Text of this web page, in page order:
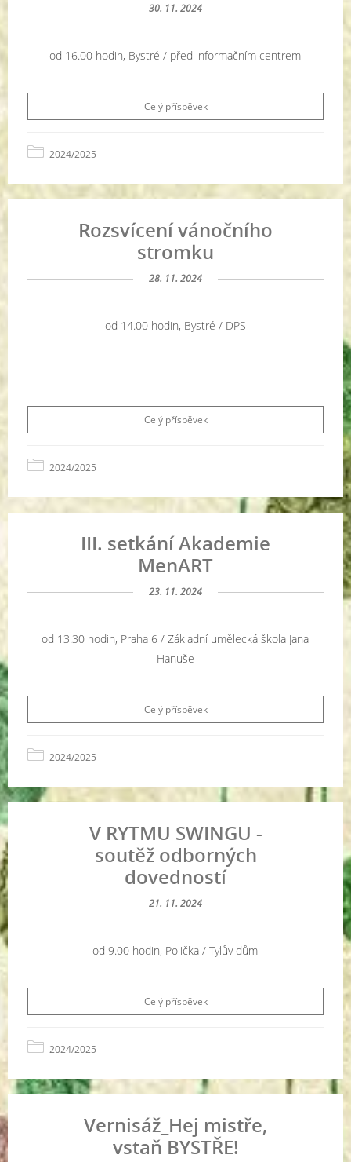
30. 11. 2024
od 16.00 hodin, Bystré / před informačním centrem
Celý příspěvek
2024/2025
Rozsvícení vánočního
stromku
28. 11. 2024
od 14.00 hodin, Bystré / DPS
Celý příspěvek
2024/2025
III. setkání Akademie
MenART
23. 11. 2024
od 13.30 hodin, Praha 6 / Základní umělecká škola Jana
Hanuše
Celý příspěvek
2024/2025
V RYTMU SWINGU -
soutěž odborných
dovedností
21. 11. 2024
od 9.00 hodin, Polička / Tylův dům
Celý příspěvek
2024/2025
Vernisáž_Hej mistře,
vstaň BYSTŘE!